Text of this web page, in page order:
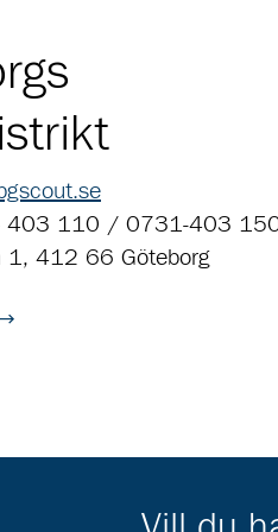
403 110 / 0731-403
1, 412 66 Göteborg